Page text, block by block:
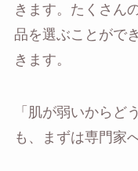
きます。たくさん
品を選ぶことがで
きます。
「肌が弱いからど
も、まずは専門家